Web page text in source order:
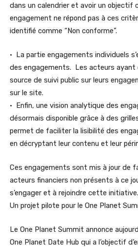
dans un calendrier et avoir un objectif
engagement ne répond pas à ces
identifié comme “Non conforme”.
• La partie engagements individuels
des engagements. Les acteurs ayant
source de suivi public sur leurs
sur le site.
• Enfin, une vision analytique des
désormais disponible grâce à des
permet de faciliter la lisibilité des
en décryptant leur contenu et leur
Ces engagements sont mis à jour de
acteurs financiers non présents à ce
s’engager et à rejoindre cette initiative.
Un projet pilote pour le One Planet
Le One Planet Summit annonce
One Planet Date Hub qui a l’objectif